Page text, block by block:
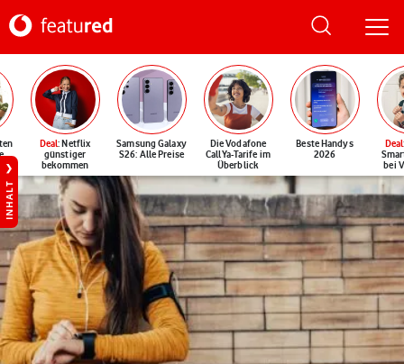
Deal: Netflix
günstiger
bekommen
Samsung Galaxy
S26: Alle Preise
Die Vodafone
CallYa-Tarife im
Überblick
Beste Handys
2026
Deal
bei
INHALT